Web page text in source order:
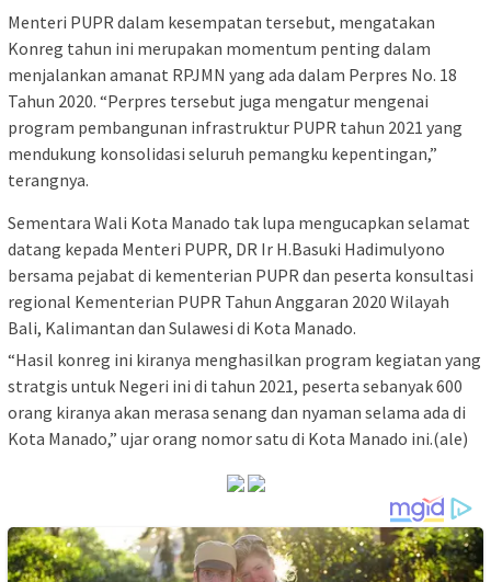
Menteri PUPR dalam kesempatan tersebut, mengatakan
Konreg tahun ini merupakan momentum penting dalam
menjalankan amanat RPJMN yang ada dalam Perpres No. 18
Tahun 2020. “Perpres tersebut juga mengatur mengenai
program pembangunan infrastruktur PUPR tahun 2021 yang
mendukung konsolidasi seluruh pemangku kepentingan,”
terangnya.
Sementara Wali Kota Manado tak lupa mengucapkan selamat
datang kepada Menteri PUPR, DR Ir H.Basuki Hadimulyono
bersama pejabat di kementerian PUPR dan peserta konsultasi
regional Kementerian PUPR Tahun Anggaran 2020 Wilayah
Bali, Kalimantan dan Sulawesi di Kota Manado.
“Hasil konreg ini kiranya menghasilkan program kegiatan yang
stratgis untuk Negeri ini di tahun 2021, peserta sebanyak 600
orang kiranya akan merasa senang dan nyaman selama ada di
Kota Manado,” ujar orang nomor satu di Kota Manado ini.(ale)